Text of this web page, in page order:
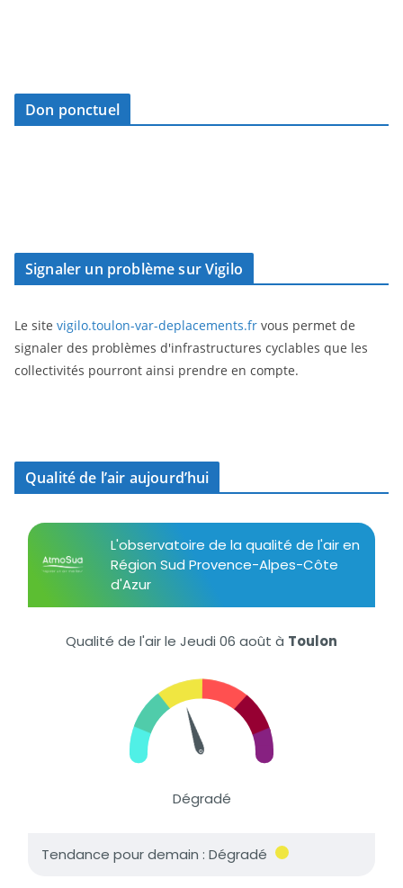
Don ponctuel
Signaler un problème sur Vigilo
Le site vigilo.toulon-var-deplacements.fr vous permet de
signaler des problèmes d'infrastructures cyclables que les
collectivités pourront ainsi prendre en compte.
Qualité de l’air aujourd’hui